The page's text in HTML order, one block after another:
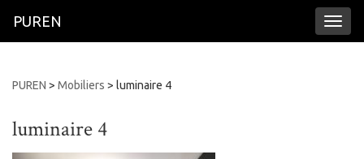
PUREN
PUREN > Mobiliers > luminaire 4
luminaire 4